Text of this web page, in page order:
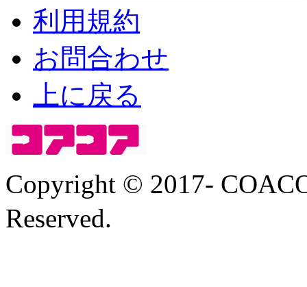
利用規約
お問合わせ
上に戻る
Copyright © 2017-
Reserved.